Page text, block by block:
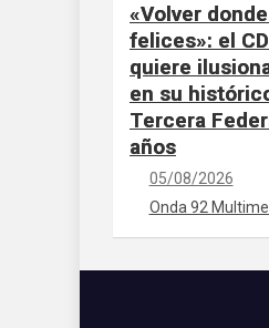
«Volver
felices»: el
quiere
en su
Tercera
años
05/08/2026
Onda 92